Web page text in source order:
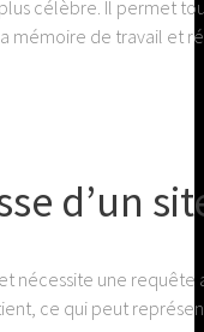
célèbre. Il permet
mémoire de travail et
d’un
nécessite une
ce qui peut